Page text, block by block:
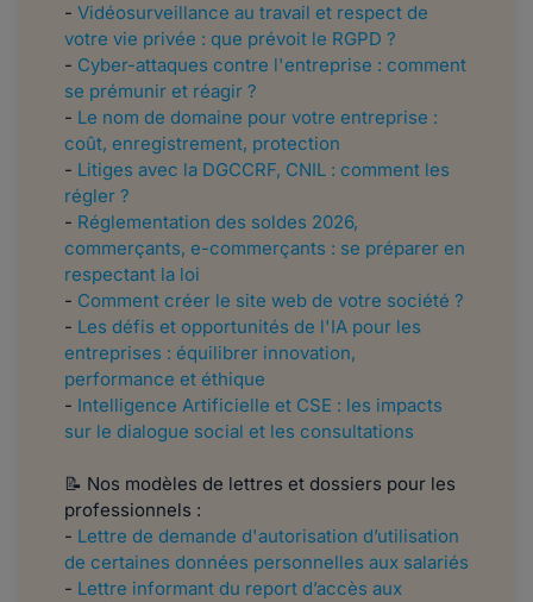
- Vidéosurveillance au travail et respect de
votre vie privée : que prévoit le RGPD ?
- Cyber-attaques contre l'entreprise : comment
se prémunir et réagir ?
- Le nom de domaine pour votre entreprise :
coût, enregistrement, protection
- Litiges avec la DGCCRF, CNIL : comment les
régler ?
- Réglementation des soldes 2026,
commerçants, e-commerçants : se préparer en
respectant la loi
- Comment créer le site web de votre société ?
- Les défis et opportunités de l'IA pour les
entreprises : équilibrer innovation,
performance et éthique
- Intelligence Artificielle et CSE : les impacts
sur le dialogue social et les consultations
📝 Nos modèles de lettres et dossiers pour les
professionnels :
- Lettre de demande d'autorisation d’utilisation
de certaines données personnelles aux salariés
- Lettre informant du report d’accès aux